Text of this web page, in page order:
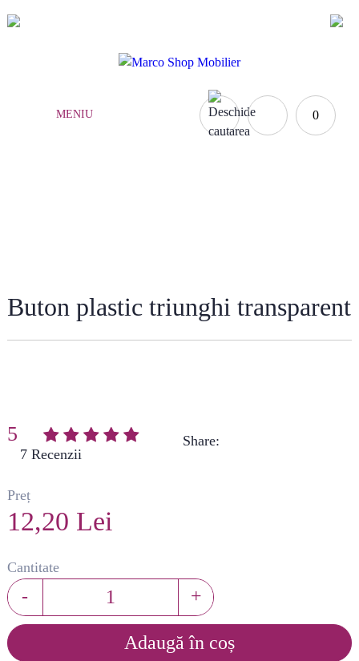
MENIU 0
Buton plastic triunghi transparent
5
7 )
Share:
Preț
12,20 Lei
Cantitate
+
-
Adaugă în coș